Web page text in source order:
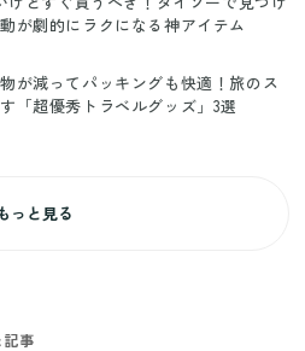
が劇的にラクになる神アイテム
物が減ってパッキングも快適！旅のス
「超優秀トラベルグッズ」3選
っと見る
事